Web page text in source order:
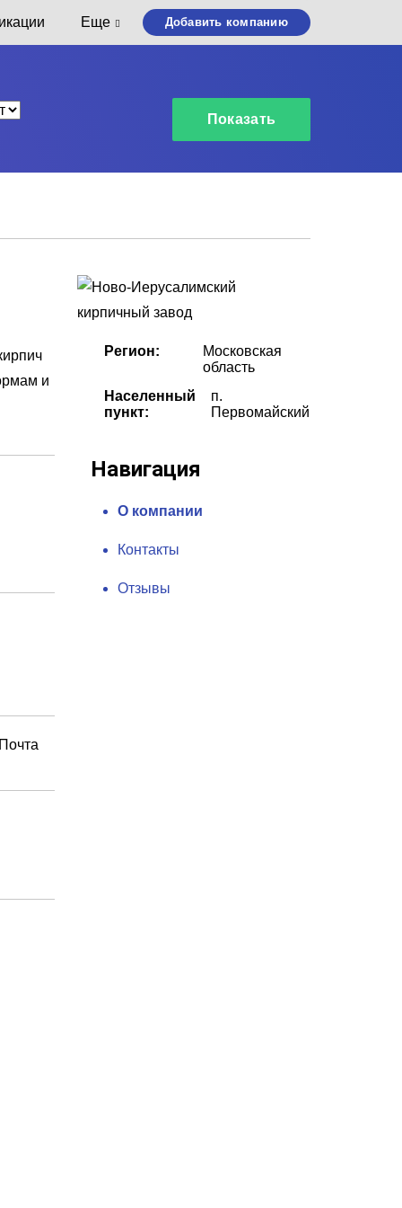
Еще Добавить компанию
и
Регион:
Московская
область
Населенный
пункт:
п.
Первомайский
Навигация
О компании
Контакты
Отзывы